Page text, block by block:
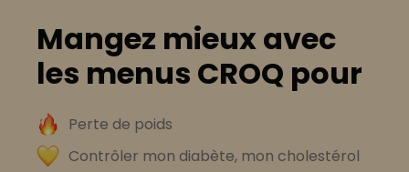
Mangez mieux avec
les menus CROQ pour
Perte de poids
Contrôler mon diabète, mon cholestérol